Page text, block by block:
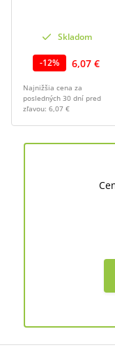
Skladom
-12% 6,07 €
Najnižšia cena za
posledných 30 dní pred
zľavou: 6,07 €